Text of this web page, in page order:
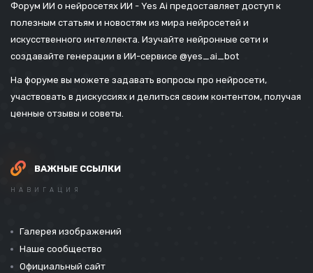
Форум ИИ о нейросетях ИИ - Yes Ai предоставляет доступ к
полезным статьям и новостям из мира нейросетей и
искусственного интеллекта. Изучайте нейронные сети и
создавайте генерации в ИИ-сервисе @yes_ai_bot
На форуме вы можете задавать вопросы про нейросети,
участвовать в дискуссиях и делиться своим контентом, получая
ценные отзывы и советы.
ВАЖНЫЕ ССЫЛКИ
НАВИГАЦИЯ
Галерея изображений
Наше сообщество
Официальный сайт